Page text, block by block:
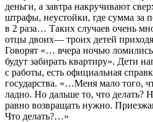
деньги, а завтра накручивают
штрафы, неустойки, где сумма за
в 2 раза… Таких случаев очень
отцы двоих— троих детей
Говорят «… вчера ночью
будут забирать квартиру». Дети
с работы, есть официальная
государства. «…Меня мало того,
ладно. Но дальше то, что делать?
равно возвращать нужно.
Что делать?…»